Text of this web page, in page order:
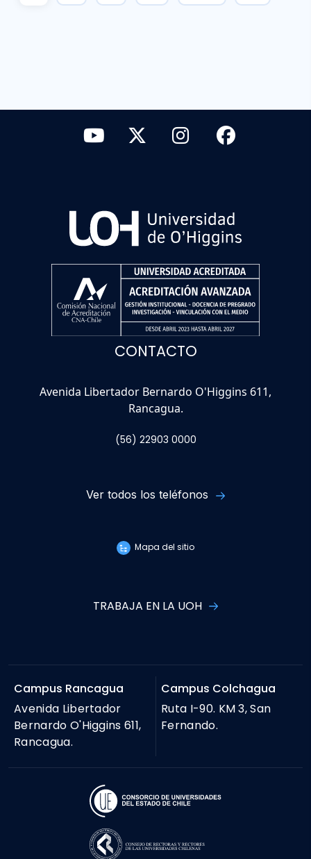
CONTACTO
Avenida Libertador Bernardo O'Higgins 611,
Rancagua.
(56) 22903 0000
Ver todos los teléfonos
Mapa del sitio
TRABAJA EN LA UOH
Campus Rancagua
Avenida Libertador
Bernardo O'Higgins 611,
Rancagua.
Campus Colchagua
Ruta I-90. KM 3, San
Fernando.